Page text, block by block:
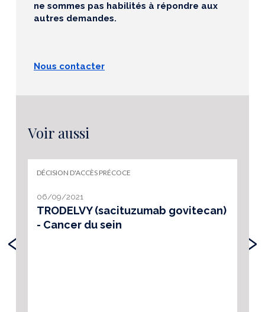
ne sommes pas habilités à répondre aux
autres demandes.
Nous contacter
Voir aussi
DÉCISION D'ACCÈS PRÉCOCE
06/09/2021
TRODELVY (sacituzumab govitecan)
- Cancer du sein
‹ ›